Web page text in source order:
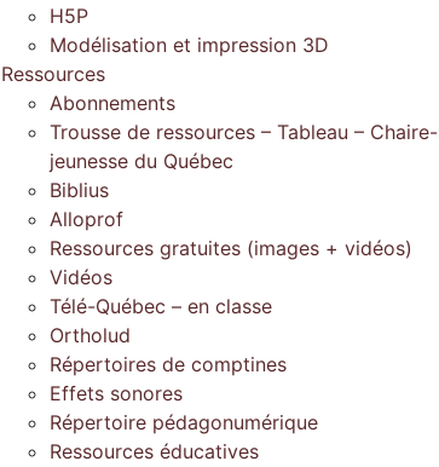
H5P
Modélisation et impression 3D
Ressources
Abonnements
Trousse de ressources – Tableau –
jeunesse du Québec
Biblius
Alloprof
Ressources gratuites (images + vidéos)
Vidéos
Télé-Québec – en classe
Ortholud
Répertoires de comptines
Effets sonores
Répertoire pédagonumérique
Ressources éducatives